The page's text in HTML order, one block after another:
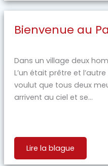
Bienvenue au
Dans un village deux
L’un était prêtre et
voulut que tous deux
arrivent au ciel et se...
Lire la blague